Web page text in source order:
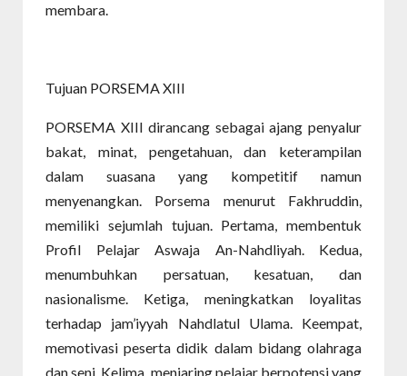
membara.
Tujuan PORSEMA XIII
PORSEMA XIII dirancang sebagai ajang penyalur
bakat, minat, pengetahuan, dan keterampilan
dalam suasana yang kompetitif namun
menyenangkan. Porsema menurut Fakhruddin,
memiliki sejumlah tujuan. Pertama, membentuk
Profil Pelajar Aswaja An-Nahdliyah. Kedua,
menumbuhkan persatuan, kesatuan, dan
nasionalisme. Ketiga, meningkatkan loyalitas
terhadap jam’iyyah Nahdlatul Ulama. Keempat,
memotivasi peserta didik dalam bidang olahraga
dan seni. Kelima, menjaring pelajar berpotensi yang